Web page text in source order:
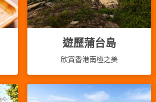
遊歷蒲台島
欣賞香港南極之美